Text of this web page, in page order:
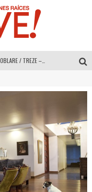
MULTIOFICINAS / AMOBLARE / TREZE – Especial Interiorismo & Decoración 2026